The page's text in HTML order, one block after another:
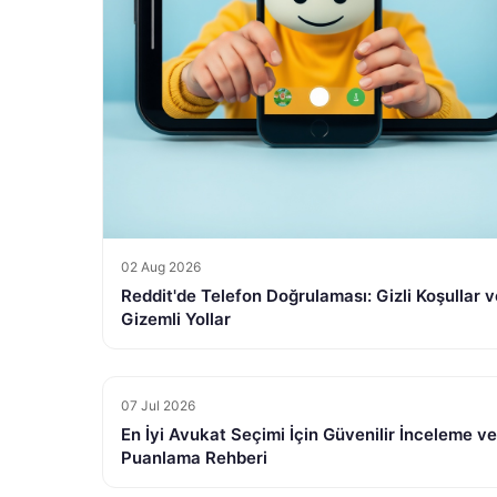
02 Aug 2026
Reddit'de Telefon Doğrulaması: Gizli Koşullar
Gizemli Yollar
07 Jul 2026
En İyi Avukat Seçimi İçin Güvenilir İnceleme ve
Puanlama Rehberi